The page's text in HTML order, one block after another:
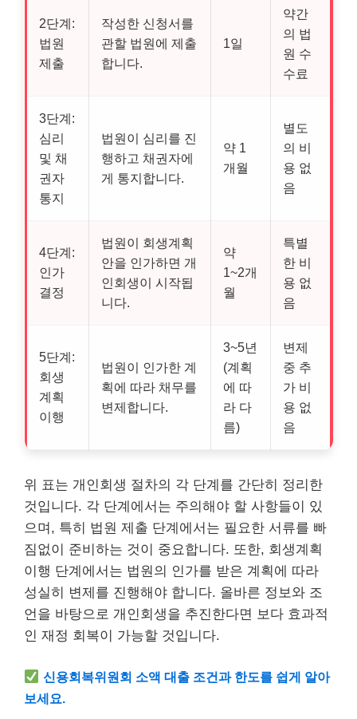
2단계:
법원
제출
작성한 신청서를
관할 법원에 제출
합니다.
1일
약간
의 법
원 수
수료
3단계:
심리
및 채
권자
통지
법원이 심리를 진
행하고 채권자에
게 통지합니다.
약 1
개월
별도
의 비
용 없
음
4단계:
인가
결정
법원이 회생계획
안을 인가하면 개
인회생이 시작됩
니다.
약
1~2개
월
특별
한 비
용 없
음
5단계:
회생
계획
이행
법원이 인가한 계
획에 따라 채무를
변제합니다.
3~5년
(계획
에 따
라 다
름)
변제
중 추
가 비
용 없
음
위 표는 개인회생 절차의 각 단계를 간단히 정리한
것입니다. 각 단계에서는 주의해야 할 사항들이 있
으며, 특히 법원 제출 단계에서는 필요한 서류를 빠
짐없이 준비하는 것이 중요합니다. 또한, 회생계획
이행 단계에서는 법원의 인가를 받은 계획에 따라
성실히 변제를 진행해야 합니다. 올바른 정보와 조
언을 바탕으로 개인회생을 추진한다면 보다 효과적
인 재정 회복이 가능할 것입니다.
신용회복위원회 소액 대출 조건과 한도를 쉽게 알아
보세요.